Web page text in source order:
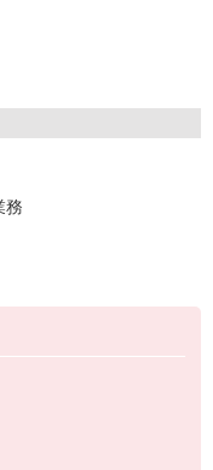
、
す♪
立・検査
エステ
人材紹介
案件
務